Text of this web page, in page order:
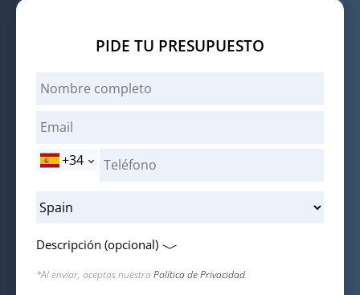
PIDE TU PRESUPUESTO
+34
Descripción (opcional)
*Al enviar, aceptas nuestraPolítica de Privacidad.